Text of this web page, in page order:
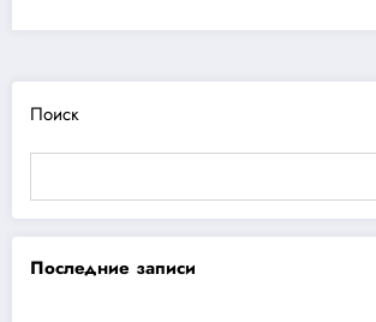
Поиск
Последние записи